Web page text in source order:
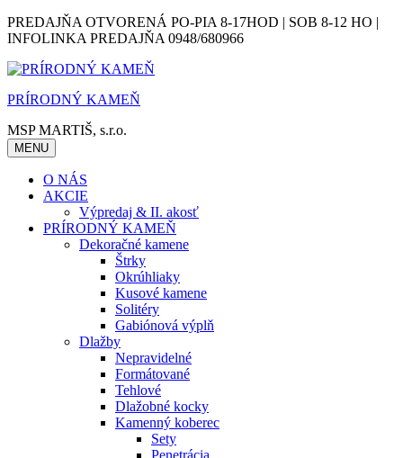
Skip
to
PREDAJŇA OTVORENÁ PO-PIA 8-17HOD | SOB 8-12 HO |
INFOLINKA PREDAJŇA 0948/680966
PRÍRODNÝ KAMEŇ
MSP MARTIŠ, s.r.o.
MENU
O NÁS
AKCIE
Výpredaj & II. akosť
PRÍRODNÝ KAMEŇ
Dekoračné kamene
Štrky
Okrúhliaky
Kusové kamene
Solitéry
Gabiónová výplň
Dlažby
Nepravidelné
Formátované
Tehlové
Dlažobné kocky
Kamenný koberec
Sety
Penetrácia